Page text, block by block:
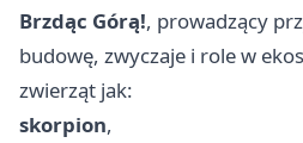
Brzdąc Górą!, prowadzący
budowę, zwyczaje i role w
zwierząt jak:
skorpion,